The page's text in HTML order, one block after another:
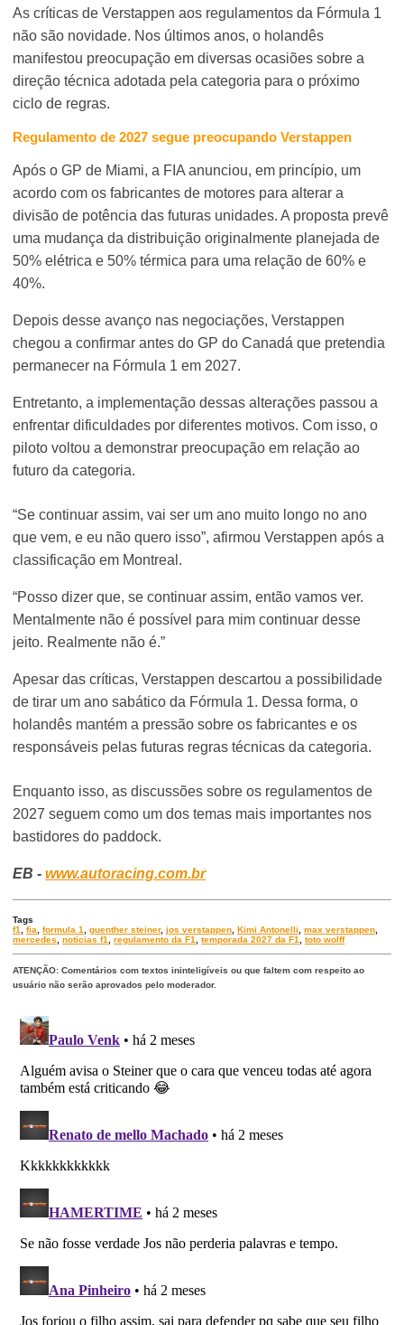
As críticas de Verstappen aos regulamentos da Fórmula 1
não são novidade. Nos últimos anos, o holandês
manifestou preocupação em diversas ocasiões sobre a
direção técnica adotada pela categoria para o próximo
ciclo de regras.
Regulamento de 2027 segue preocupando Verstappen
Após o GP de Miami, a FIA anunciou, em princípio, um
acordo com os fabricantes de motores para alterar a
divisão de potência das futuras unidades. A proposta prevê
uma mudança da distribuição originalmente planejada de
50% elétrica e 50% térmica para uma relação de 60% e
40%.
Depois desse avanço nas negociações, Verstappen
chegou a confirmar antes do GP do Canadá que pretendia
permanecer na Fórmula 1 em 2027.
Entretanto, a implementação dessas alterações passou a
enfrentar dificuldades por diferentes motivos. Com isso, o
piloto voltou a demonstrar preocupação em relação ao
futuro da categoria.
“Se continuar assim, vai ser um ano muito longo no ano
que vem, e eu não quero isso”, afirmou Verstappen após a
classificação em Montreal.
“Posso dizer que, se continuar assim, então vamos ver.
Mentalmente não é possível para mim continuar desse
jeito. Realmente não é.”
Apesar das críticas, Verstappen descartou a possibilidade
de tirar um ano sabático da Fórmula 1. Dessa forma, o
holandês mantém a pressão sobre os fabricantes e os
responsáveis pelas futuras regras técnicas da categoria.
Enquanto isso, as discussões sobre os regulamentos de
2027 seguem como um dos temas mais importantes nos
bastidores do paddock.
EB -www.autoracing.com.br
Tags
f1,fia,formula 1,guenther steiner,jos verstappen,Kimi Antonelli,max verstappen,
mercedes,noticias f1,regulamento da F1,temporada 2027 da F1,toto wolff
ATENÇÃO: Comentários com textos ininteligíveis ou que faltem com respeito ao
usuário não serão aprovados pelo moderador.